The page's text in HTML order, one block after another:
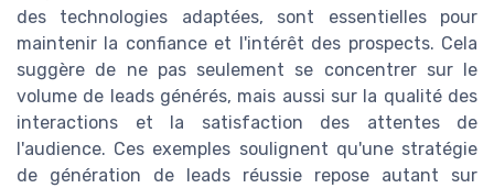
des technologies adaptées, sont essentielles pour
maintenir la confiance et l'intérêt des prospects. Cela
suggère de ne pas seulement se concentrer sur le
volume de leads générés, mais aussi sur la qualité des
interactions et la satisfaction des attentes de
l'audience. Ces exemples soulignent qu'une stratégie
de génération de leads réussie repose autant sur